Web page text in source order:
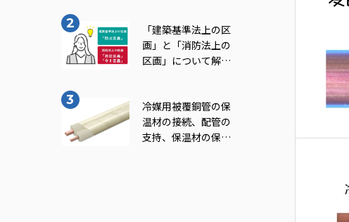
「建築基準法上の区
画」と「消防法上の
区画」について解
冷媒用被覆銅管の保
温材の接続、配管の
支持、保温材の保護